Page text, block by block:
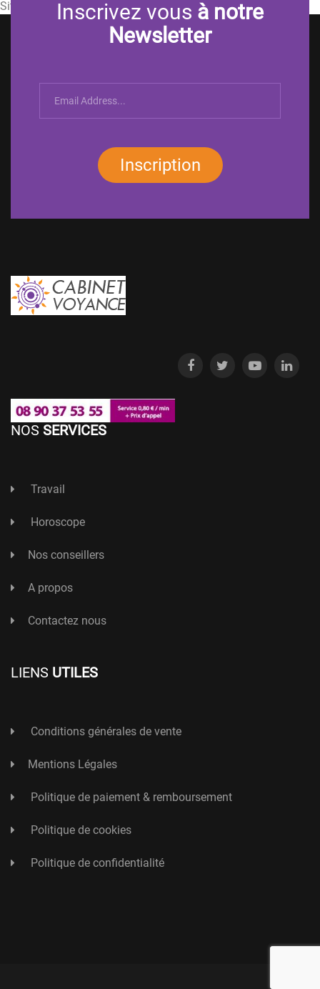
Site de WordPress-FRInscrivez vous à notre
Newsletter
Inscription
NOS SERVICES
Travail
Horoscope
Nos conseillers
A propos
Contactez nous
LIENS UTILES
Conditions générales de vente
Mentions Légales
Politique de paiement & remboursement
Politique de cookies
Politique de confidentialité